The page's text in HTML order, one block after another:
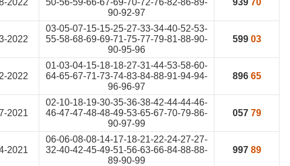
2022
50-56-59-66-67-69-70-72-76-82-86-89-
90-92-97
939 70
2022
03-05-07-15-15-25-27-33-34-40-52-53-
55-58-68-69-69-71-75-77-79-81-88-90-
90-95-96
599 03
2022
01-03-04-15-18-18-27-31-44-53-58-60-
64-65-67-71-73-74-83-84-88-91-94-94-
96-96-97
896 65
2021
02-10-18-19-30-35-36-38-42-44-44-46-
46-47-47-48-48-49-53-65-67-70-79-86-
90-97-99
057 79
2021
06-06-08-08-14-17-18-21-22-24-27-27-
32-40-42-45-49-51-56-63-66-84-88-88-
89-90-99
997 89